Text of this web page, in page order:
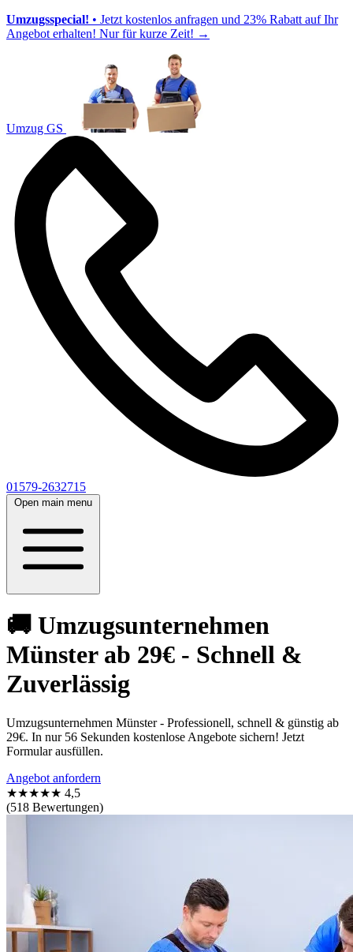
Umzugsspecial! • Jetzt kostenlos anfragen und 23% Rabatt auf Ihr
Angebot erhalten! Nur für kurze Zeit! →
Umzug GS
01579-2632715
Open main menu
🚚 Umzugsunternehmen
Münster ab 29€ - Schnell &
Zuverlässig
Umzugsunternehmen Münster - Professionell, schnell & günstig ab
29€. In nur 56 Sekunden kostenlose Angebote sichern! Jetzt
Formular ausfüllen.
Angebot anfordern
★★★★★ 4,5
(518 Bewertungen)